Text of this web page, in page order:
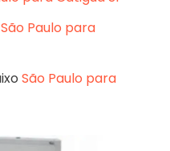
São Paulo para
São Paulo para